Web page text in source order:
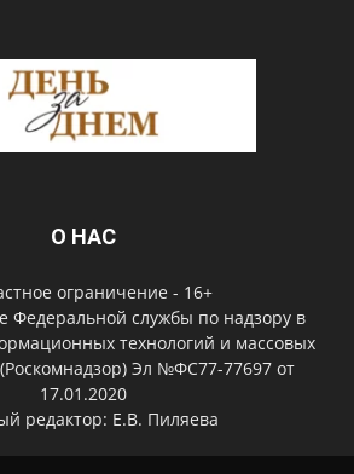
О НАС
ограничение - 16+
Федеральной службы по надзору в
технологий и массовых
Эл №ФС77-77697 от
17.01.2020
редактор: Е.В. Пиляева